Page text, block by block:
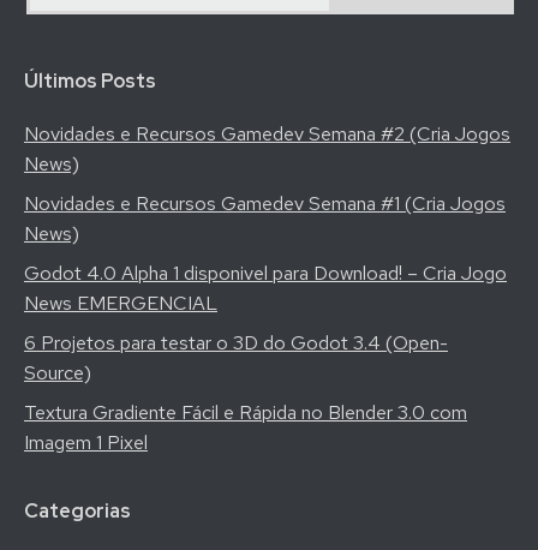
Últimos Posts
Novidades e Recursos Gamedev Semana #2 (Cria Jogos
News)
Novidades e Recursos Gamedev Semana #1 (Cria Jogos
News)
Godot 4.0 Alpha 1 disponivel para Download! – Cria Jogo
News EMERGENCIAL
6 Projetos para testar o 3D do Godot 3.4 (Open-
Source)
Textura Gradiente Fácil e Rápida no Blender 3.0 com
Imagem 1 Pixel
Categorias